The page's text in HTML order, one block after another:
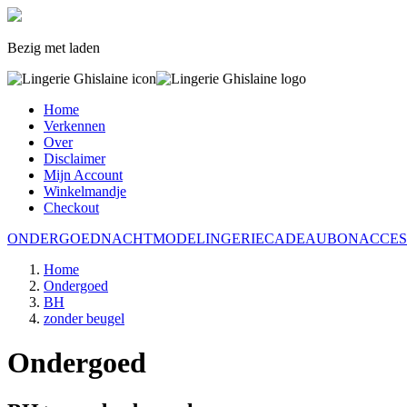
Bezig met laden
Home
Verkennen
Over
Disclaimer
Mijn Account
Winkelmandje
Checkout
ONDERGOEDNACHTMODELINGERIECADEAUBON
Home
Ondergoed
BH
zonder beugel
Ondergoed